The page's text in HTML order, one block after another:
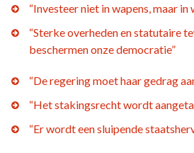
“Investeer niet in wapens, maar in
“Sterke overheden en statutaire
beschermen onze democratie”
“De regering moet haar gedrag
“Het stakingsrecht wordt
“Er wordt een sluipende